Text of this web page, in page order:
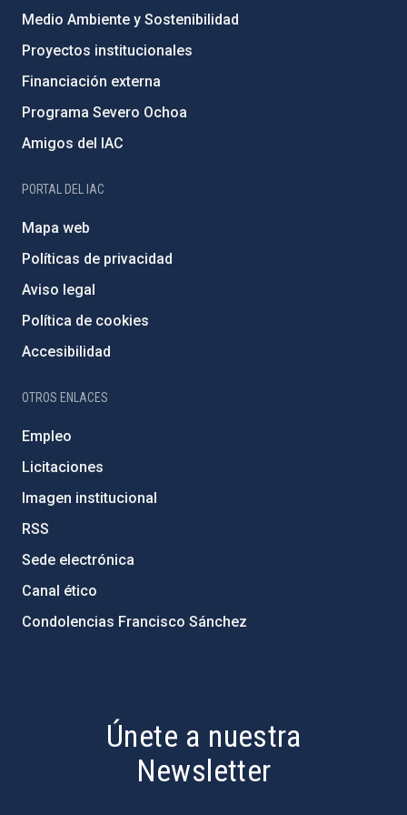
Medio Ambiente y Sostenibilidad
Proyectos institucionales
Financiación externa
Programa Severo Ochoa
Amigos del IAC
PORTAL DEL IAC
Mapa web
Políticas de privacidad
Aviso legal
Política de cookies
Accesibilidad
OTROS ENLACES
Empleo
Licitaciones
Imagen institucional
RSS
Sede electrónica
Canal ético
Condolencias Francisco Sánchez
Únete a nuestra
Newsletter